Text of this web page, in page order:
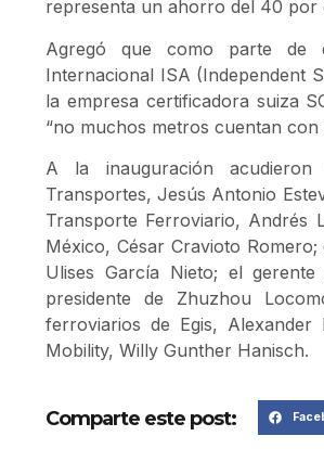
representa un ahorro del 40 por
Agregó que como parte de
Internacional ISA (Independent
la empresa certificadora suiza
“no muchos metros cuentan con
A la inauguración
Transportes, Jesús Antonio
Transporte Ferroviario, Andrés
México, César Cravioto
Ulises García Nieto; el
presidente de Zhuzhou
ferroviarios de Egis,
Mobility, Willy Gunther Hanisch.
Comparte este post: